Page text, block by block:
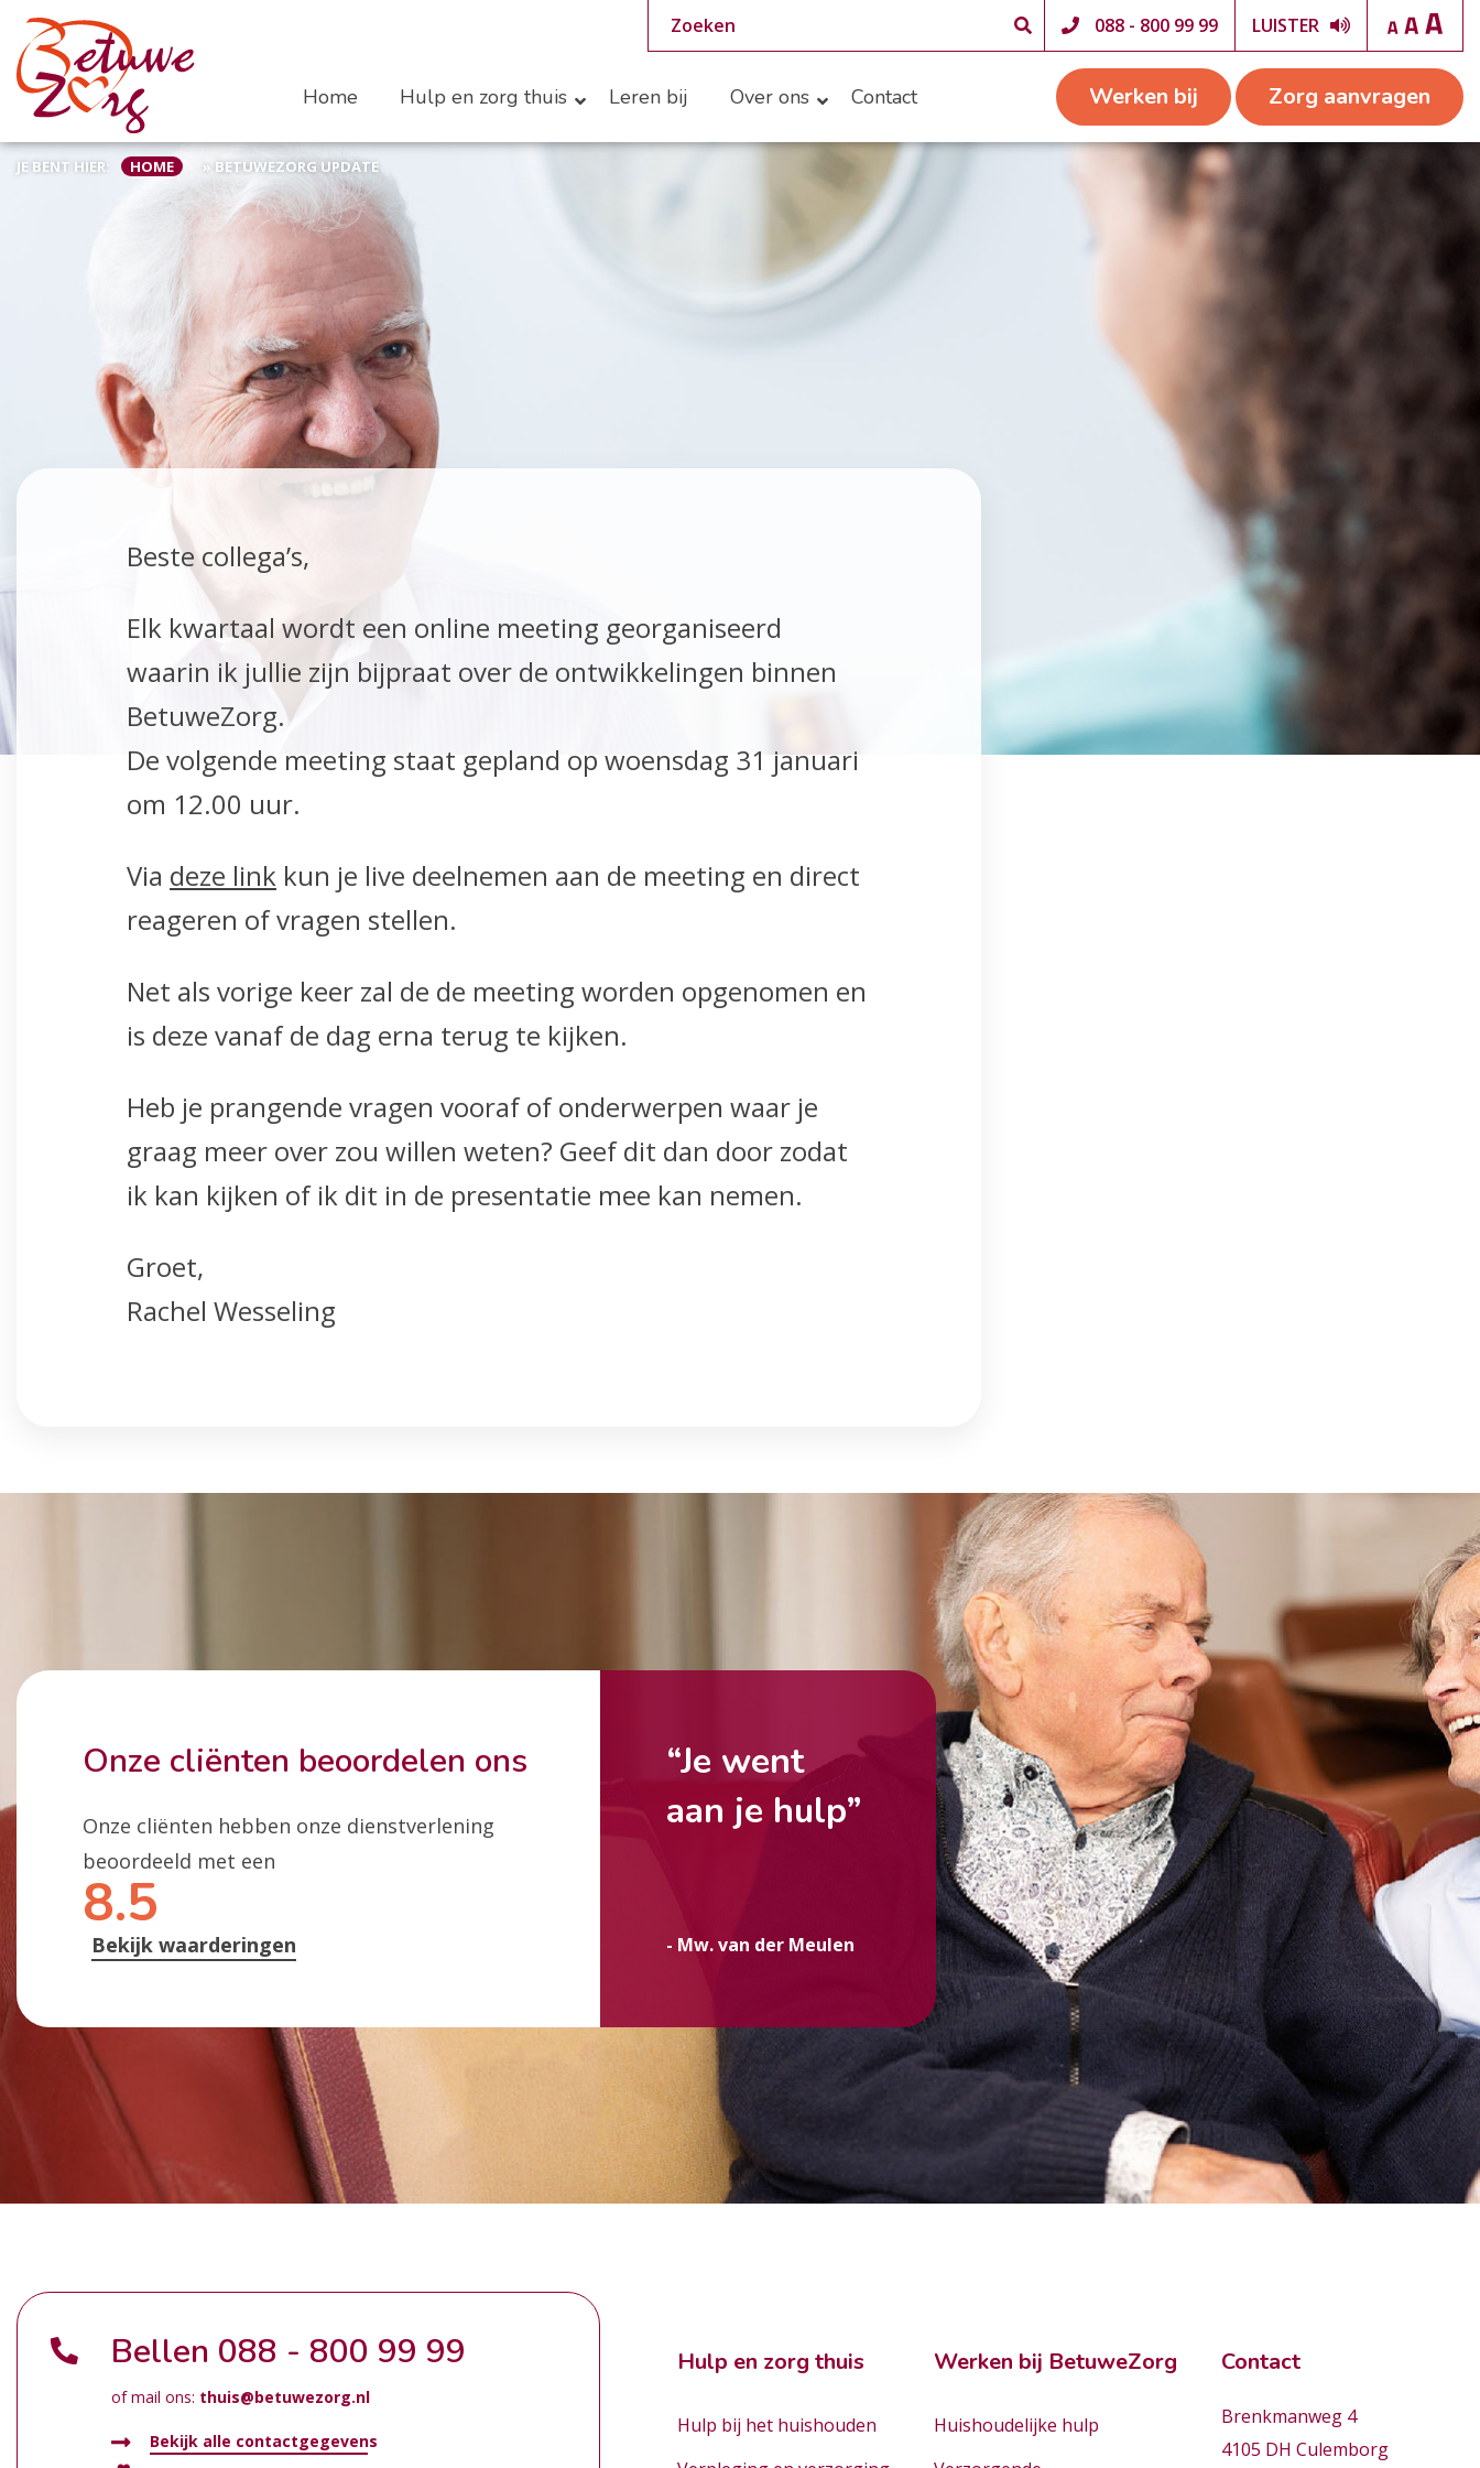
088 - 800 99 99 LUISTER
Home Hulp en zorg thuis Leren bij Over ons Contact Werken bij Zorg aanvragen
JE BENT HIER: HOME » BETUWEZORG UPDATE
Beste collega’s,
Elk kwartaal wordt een online meeting georganiseerd
waarin ik jullie zijn bijpraat over de ontwikkelingen binnen
BetuweZorg.
De volgende meeting staat gepland op woensdag 31 januari
om 12.00 uur.
Via deze link kun je live deelnemen aan de meeting en direct
reageren of vragen stellen.
Net als vorige keer zal de de meeting worden opgenomen en
is deze vanaf de dag erna terug te kijken.
Heb je prangende vragen vooraf of onderwerpen waar je
graag meer over zou willen weten? Geef dit dan door zodat
ik kan kijken of ik dit in de presentatie mee kan nemen.
Groet,
Rachel Wesseling
Onze cliënten beoordelen ons
Onze cliënten hebben onze dienstverlening
beoordeeld met een
8.5
Bekijk waarderingen
“Je went
aan je hulp”
- Mw. van der Meulen
Bellen 088 - 800 99 99
of mail ons: thuis@betuwezorg.nl
Bekijk alle contactgegevens
Hulp en zorg thuis
Hulp bij het huishouden
Werken bij BetuweZorg
Huishoudelijke hulp
Contact
Brenkmanweg 4
4105 DH Culemborg